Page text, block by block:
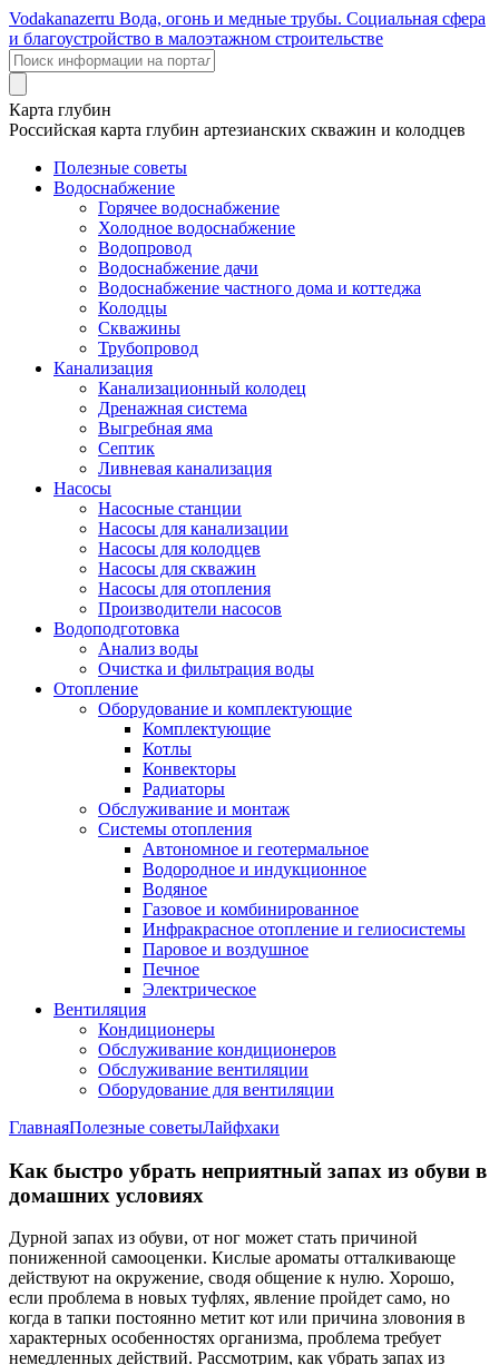
Vodakanazerru Вода, огонь и медные трубы. Социальная сфера
и благоустройство в малоэтажном строительстве
Карта глубин
Российская карта глубин артезианских скважин и колодцев
Полезные советы
Водоснабжение
Горячее водоснабжение
Холодное водоснабжение
Водопровод
Водоснабжение дачи
Водоснабжение частного дома и коттеджа
Колодцы
Скважины
Трубопровод
Канализация
Канализационный колодец
Дренажная система
Выгребная яма
Септик
Ливневая канализация
Насосы
Насосные станции
Насосы для канализации
Насосы для колодцев
Насосы для скважин
Насосы для отопления
Производители насосов
Водоподготовка
Анализ воды
Очистка и фильтрация воды
Отопление
Оборудование и комплектующие
Комплектующие
Котлы
Конвекторы
Радиаторы
Обслуживание и монтаж
Системы отопления
Автономное и геотермальное
Водородное и индукционное
Водяное
Газовое и комбинированное
Инфракрасное отопление и гелиосистемы
Паровое и воздушное
Печное
Электрическое
Вентиляция
Кондиционеры
Обслуживание кондиционеров
Обслуживание вентиляции
Оборудование для вентиляции
ГлавнаяПолезные советыЛайфхаки
Как быстро убрать неприятный запах из обуви в
домашних условиях
Дурной запах из обуви, от ног может стать причиной
пониженной самооценки. Кислые ароматы отталкивающе
действуют на окружение, сводя общение к нулю. Хорошо,
если проблема в новых туфлях, явление пройдет само, но
когда в тапки постоянно метит кот или причина зловония в
характерных особенностях организма, проблема требует
немедленных действий. Рассмотрим, как убрать запах из